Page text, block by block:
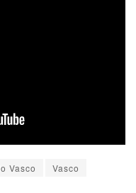
Vasco Vasco